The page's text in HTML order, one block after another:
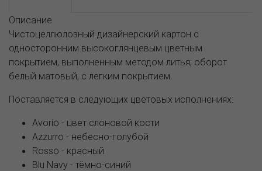
Описание
Чистоцеллюлозный дизайнерский картон с
односторонним высокоглянцевым цветным
покрытием, выполненным методом литья; оборот
белый матовый, с легким покрытием.
Поставляется в следующих цветовых исполнениях:
Avorio - цвет слоновой кости
Azzurro - небесно-голубой
Rosso - красный
Blu Navy - тёмно-синий